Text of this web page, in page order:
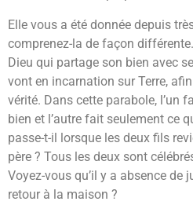
Elle vous a été donnée depuis
comprenez-la de façon
Dieu qui partage son bien avec
vont en incarnation sur Terre,
vérité. Dans cette parabole, l’un
bien et l’autre fait seulement ce
passe-t-il lorsque les deux fils
père ? Tous les deux sont
Voyez-vous qu’il y a absence de
retour à la maison ?